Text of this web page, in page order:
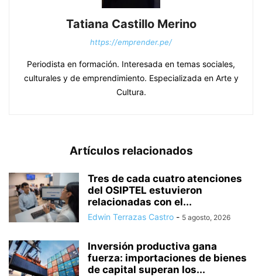
Tatiana Castillo Merino
https://emprender.pe/
Periodista en formación. Interesada en temas sociales,
culturales y de emprendimiento. Especializada en Arte y
Cultura.
Artículos relacionados
Tres de cada cuatro atenciones
del OSIPTEL estuvieron
relacionadas con el...
Edwin Terrazas Castro - 5 agosto, 2026
Inversión productiva gana
fuerza: importaciones de bienes
de capital superan los...